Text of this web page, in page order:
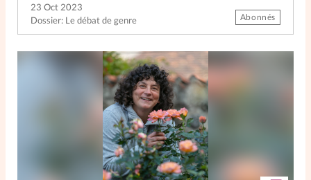
Dossier: Le débat de genre
23 Oct 2023
Abonnés